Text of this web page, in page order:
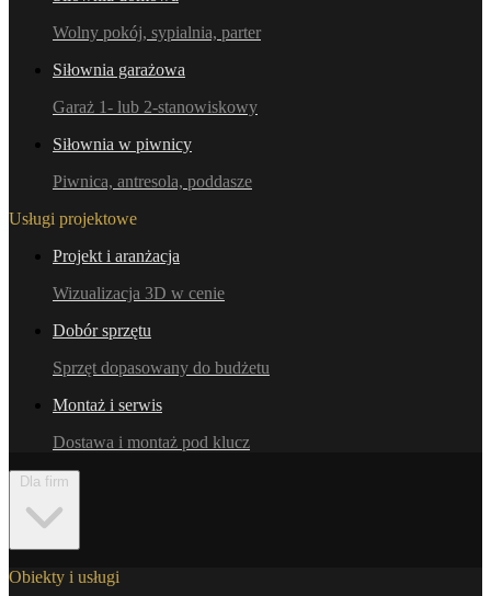
Wolny pokój, sypialnia, parter
Siłownia garażowa
Garaż 1- lub 2-stanowiskowy
Siłownia w piwnicy
Piwnica, antresola, poddasze
Usługi projektowe
Projekt i aranżacja
Wizualizacja 3D w cenie
Dobór sprzętu
Sprzęt dopasowany do budżetu
Montaż i serwis
Dostawa i montaż pod klucz
Obiekty i usługi